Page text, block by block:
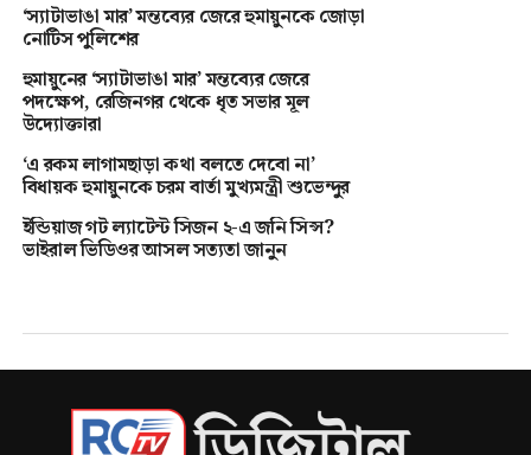
‘স্যাটাভাঙা মার’ মন্তব্যের জেরে হুমায়ুনকে জোড়া
নোটিস পুলিশের
হুমায়ুনের ‘স্যাটাভাঙা মার’ মন্তব্যের জেরে
পদক্ষেপ, রেজিনগর থেকে ধৃত সভার মূল
উদ্যোক্তারা
‘এ রকম লাগামছাড়া কথা বলতে দেবো না’
বিধায়ক হুমায়ুনকে চরম বার্তা মুখ্যমন্ত্রী শুভেন্দুর
ইন্ডিয়াজ গট ল্যাটেন্ট সিজন ২-এ জনি সিন্স?
ভাইরাল ভিডিওর আসল সত্যতা জানুন